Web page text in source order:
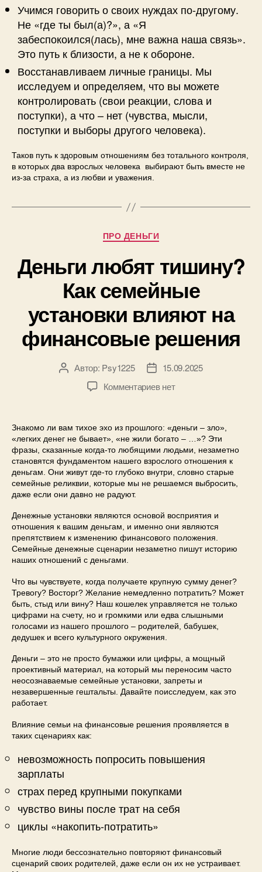
Учимся говорить о своих нуждах по-другому.
Не «где ты был(а)?», а «Я
забеспокоился(лась), мне важна наша связь».
Это путь к близости, а не к обороне.
Восстанавливаем личные границы. Мы
исследуем и определяем, что вы можете
контролировать (свои реакции, слова и
поступки), а что – нет (чувства, мысли,
поступки и выборы другого человека).
Таков путь к здоровым отношениям без тотального контроля,
в которых два взрослых человека
выбирают быть вместе не
из-за страха, а из любви и уважения.
ПРО ДЕНЬГИ
Деньги любят тишину?
Как семейные
установки влияют на
финансовые решения
Автор: Psy1225
15.09.2025
Комментариевнет
Знакомо ли вам тихое эхо из прошлого: «деньги – зло»,
«легких денег не бывает», «не жили богато – …»? Эти
фразы, сказанные когда-то любящими людьми, незаметно
становятся фундаментом нашего взрослого отношения к
деньгам. Они живут где-то глубоко внутри, словно старые
семейные реликвии, которые мы не решаемся выбросить,
даже если они давно не радуют.
Денежные установки являются основой восприятия и
отношения к вашим деньгам, и именно они являются
препятствием к изменению финансового положения.
Семейные денежные сценарии незаметно пишут историю
наших отношений с деньгами.
Что вы чувствуете, когда получаете крупную сумму денег?
Тревогу? Восторг? Желание немедленно потратить? Может
быть, стыд или вину? Наш кошелек управляется не только
цифрами на счету, но и громкими или едва слышными
голосами из нашего прошлого – родителей, бабушек,
дедушек и всего культурного окружения.
Деньги – это не просто бумажки или цифры, а мощный
проективный материал, на который мы переносим часто
неосознаваемые семейные установки, запреты и
незавершенные гештальты. Давайте поисследуем, как это
работает.
Влияние семьи на финансовые решения проявляется в
таких сценариях как:
невозможность попросить повышения
зарплаты
страх перед крупными покупками
чувство вины после трат на себя
циклы «накопить-потратить»
Многие люди бессознательно повторяют финансовый
сценарий своих родителей, даже если он их не устраивает.